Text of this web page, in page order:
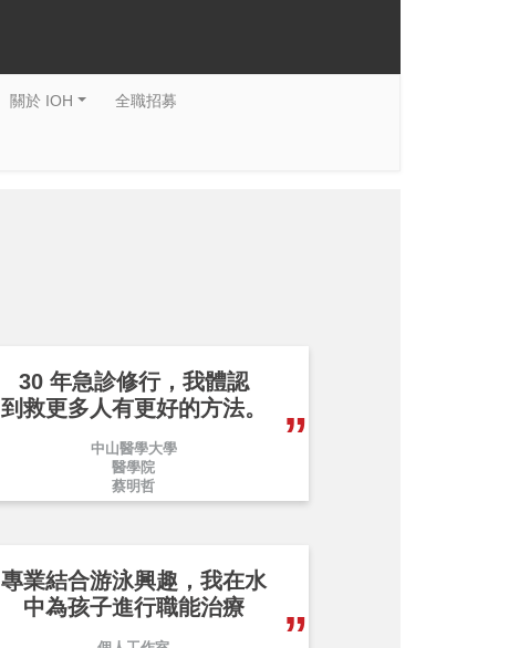
關於 IOH 全職招募
30 年急診修行，我體認
到救更多人有更好的方法。
中山醫學大學
醫學院
蔡明哲
專業結合游泳興趣，我在水
中為孩子進行職能治療